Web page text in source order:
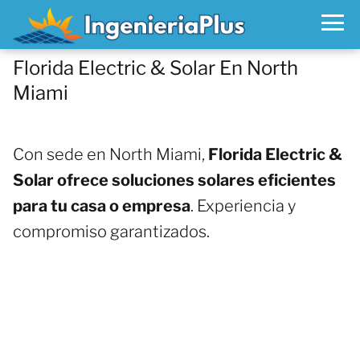
Florida Electric & Solar En North
Miami
Con sede en North Miami, Florida Electric &
Solar ofrece soluciones solares eficientes
para tu casa o empresa. Experiencia y
compromiso garantizados.